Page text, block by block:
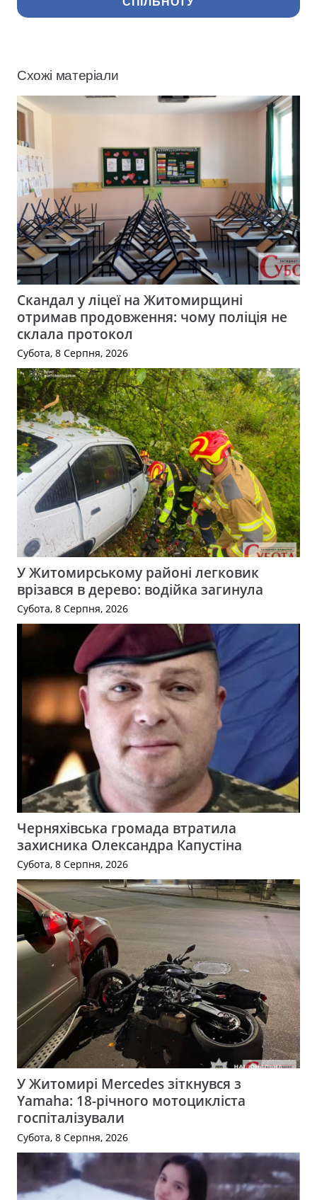
Схожі матеріали
Скандал у ліцеї на Житомирщині
отримав продовження: чому поліція не
склала протокол
Субота, 8 Серпня, 2026
У Житомирському районі легковик
врізався в дерево: водійка загинула
Субота, 8 Серпня, 2026
Черняхівська громада втратила
захисника Олександра Капустіна
Субота, 8 Серпня, 2026
У Житомирі Mercedes зіткнувся з
Yamaha: 18-річного мотоцикліста
госпіталізували
Субота, 8 Серпня, 2026